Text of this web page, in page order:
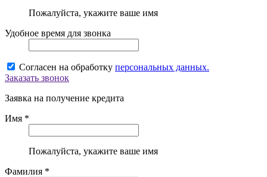
Пожалуйста, укажите ваше имя
Удобное время для звонка
Согласен на обработку персональных данных.
Заказать звонок
Заявка на получение кредита
Имя *
Пожалуйста, укажите ваше имя
Фамилия *